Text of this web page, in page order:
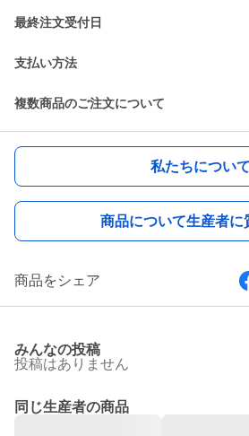
最終注文受付日
支払い方法
複数商品のご注文について
私たちについて
商品について生産者に
商品をシェア
みんなの投稿
投稿はありません
同じ生産者の商品